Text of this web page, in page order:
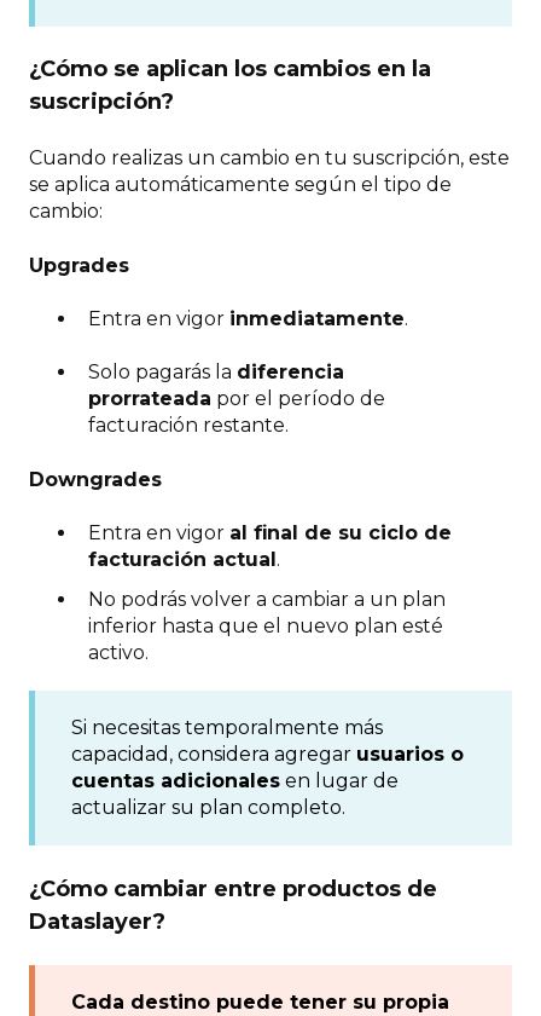
¿Cómo se aplican los cambios en la
suscripción?
Cuando realizas un cambio en tu suscripción, este
se aplica automáticamente según el tipo de
cambio:
Upgrades
Entra en vigor inmediatamente.
Solo pagarás la diferencia
prorrateada por el período de
facturación restante.
Downgrades
Entra en vigor al final de su ciclo de
facturación actual .
No podrás volver a cambiar a un plan
inferior hasta que el nuevo plan esté
activo.
Si necesitas temporalmente más
capacidad, considera agregar usuarios o
cuentas adicionales en lugar de
actualizar su plan completo.
¿Cómo cambiar entre productos de
Dataslayer?
Cada destino puede tener su propia